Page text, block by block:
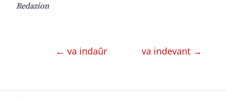
Redazion
← va indaûr va indevant →